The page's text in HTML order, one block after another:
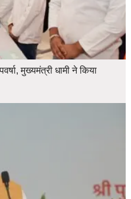
मुख्यमंत्री धामी ने किया